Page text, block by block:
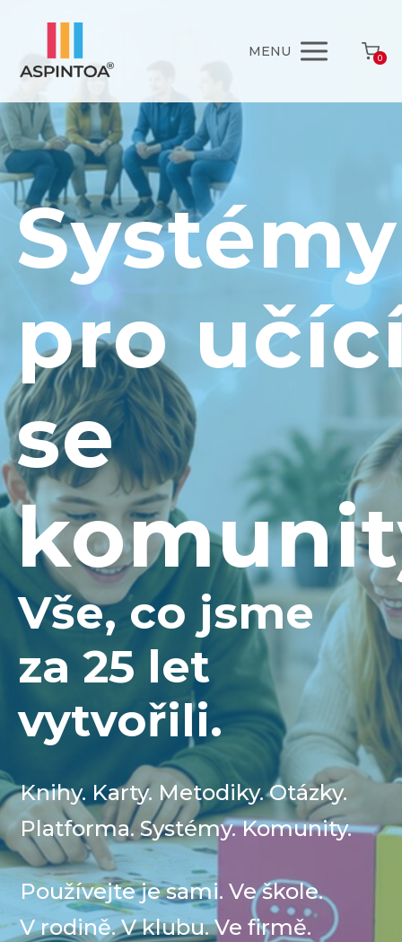
MENU 0
Systémy
pro
se
Vše, co jsme
za 25 let
vytvořili.
Knihy. Karty. Metodiky. Otázky.
Platforma. Systémy. Komunity.
Používejte je sami. Ve škole.
V rodině. V klubu. Ve firmě.